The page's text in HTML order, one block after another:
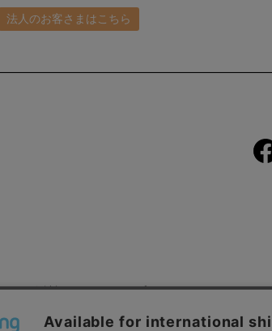
法人のお客さまはこちら
会社概要 プライバシーポリシーに